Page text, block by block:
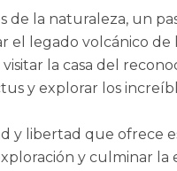
de la naturaleza, un
el legado volcánico de
la casa del
y explorar los
y libertad que ofrece
y culminar